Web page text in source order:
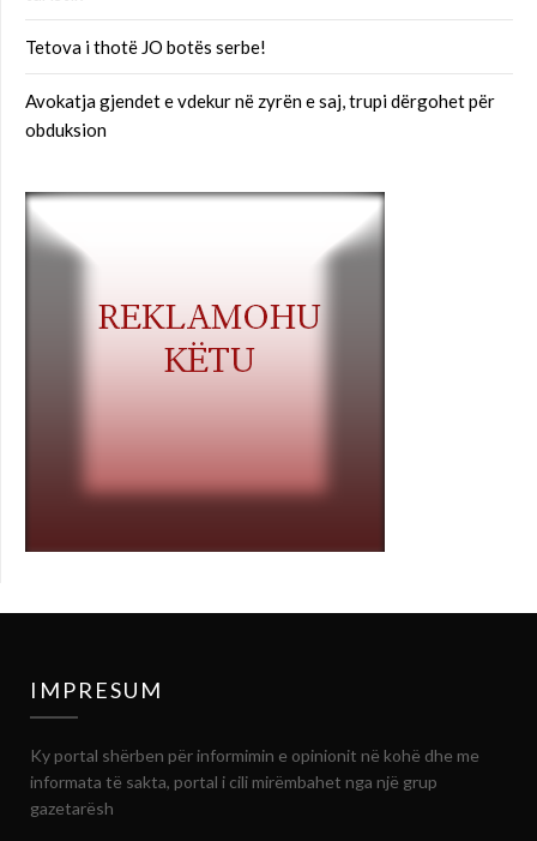
Tetova i thotë JO botës serbe!
Avokatja gjendet e vdekur në zyrën e saj, trupi dërgohet për
obduksion
IMPRESUM
Ky portal shërben për informimin e opinionit në kohë dhe me
informata të sakta, portal i cili mirëmbahet nga një grup
gazetarësh